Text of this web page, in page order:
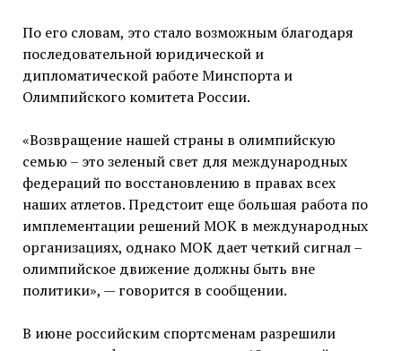
По его словам, это стало возможным благодаря
последовательной юридической и
дипломатической работе Минспорта и
Олимпийского комитета России.
«Возвращение нашей страны в олимпийскую
семью – это зеленый свет для международных
федераций по восстановлению в правах всех
наших атлетов. Предстоит еще большая работа по
имплементации решений МОК в международных
организациях, однако МОК дает четкий сигнал –
олимпийское движение должны быть вне
политики», — говорится в сообщении.
В июне российским спортсменам разрешили